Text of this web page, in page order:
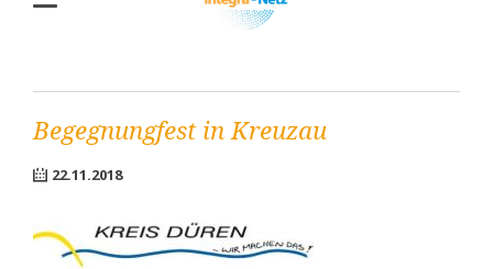
Begegnungfest in Kreuzau
22.11.2018